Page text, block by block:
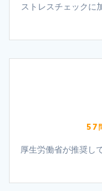
ストレスチェックに
57
厚生労働省が推奨し